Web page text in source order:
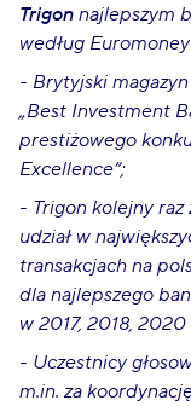
Trigon najlepszym
według Euromoney
- Brytyjski
„Best Investment
prestiżowego
Excellence”;
- Trigon kolejny raz
udział w
transakcjach na
dla najlepszego
w 2017, 2018,
- Uczestnicy
m.in. za